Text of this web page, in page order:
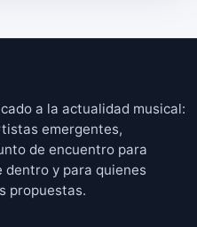
a la actualidad musical:
emergentes,
de encuentro para
dentro y para quienes
propuestas.